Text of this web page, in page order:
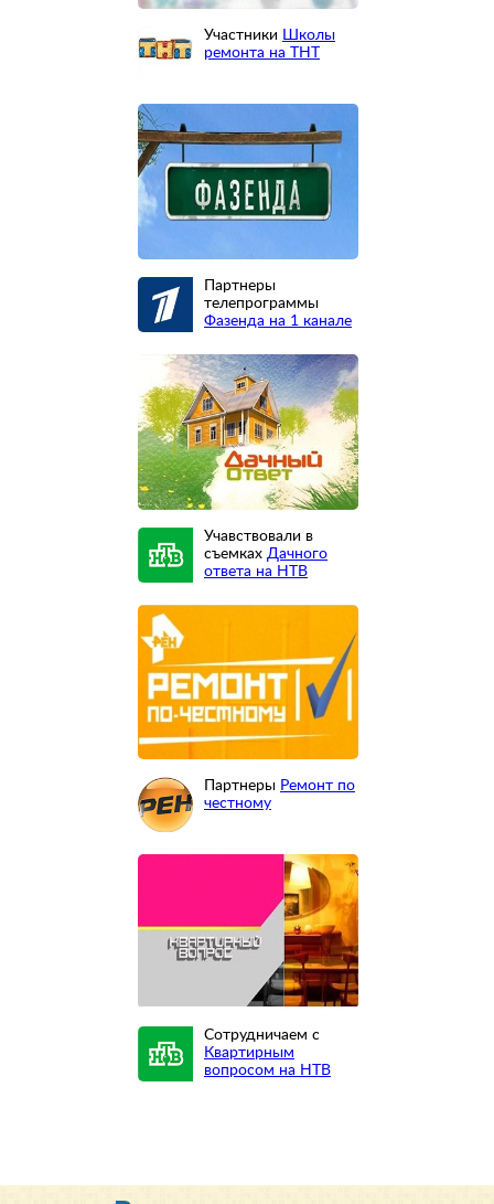
Участники
Школы
ремонта на ТНТ
Партнеры
телепрограммы
Фазенда на 1 канале
Учавствовали в
съемках Дачного
ответа на НТВ
Партнеры Ремонт по
честному
Сотрудничаем с
Квартирным
вопросом на НТВ